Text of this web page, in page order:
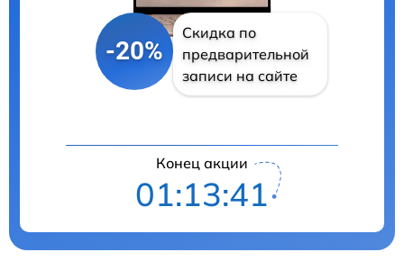
-20%
Скидка по
предварительной
записи на сайте
Конец акции
01:13:40